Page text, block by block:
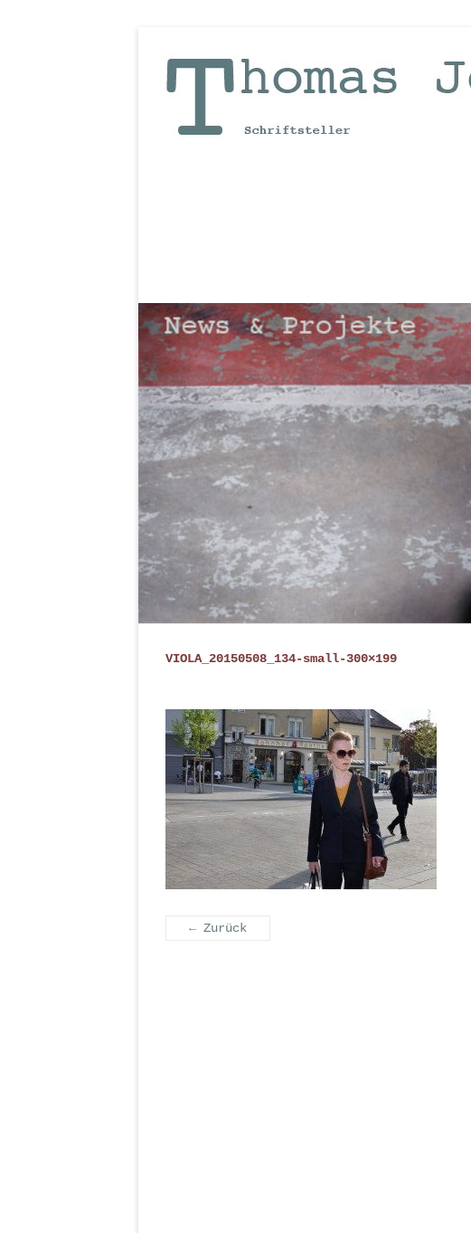
VIOLA_20150508_134-small-300×199
← Zurück